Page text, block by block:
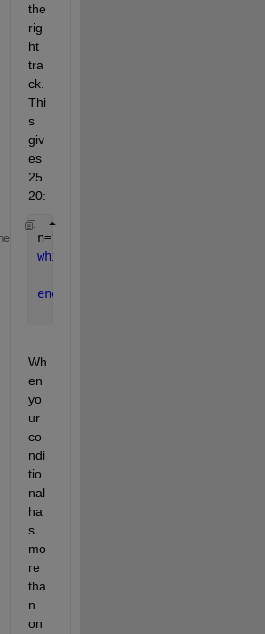
the
rig
ht
tra
ck.
Thi
s
giv
es
25
20:
n=1;
while
end
Wh
en
yo
ur
co
ndi
tio
nal
ha
s
mo
re
tha
n
on